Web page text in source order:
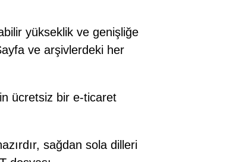
yükseklik ve genişliğe
ve arşivlerdeki her
ücretsiz bir e-ticaret
sağdan sola dilleri